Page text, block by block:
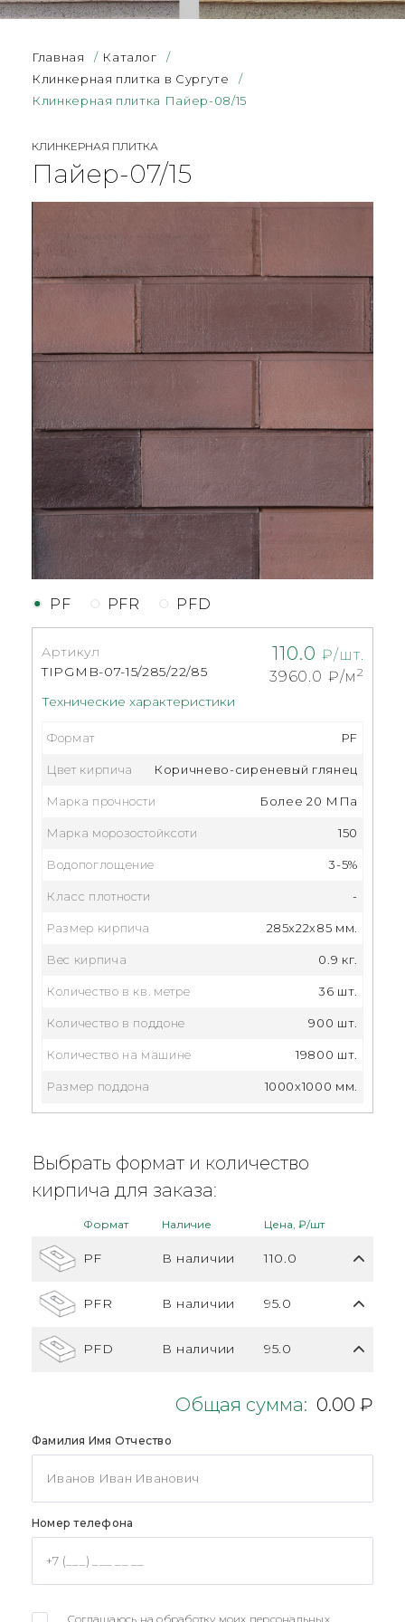
Главная / Каталог
/
Клинкерная плитка в Сургуте
/
Клинкерная плитка Пайер-08/15
КЛИНКЕРНАЯ ПЛИТКА
Пайер-07/15
110.0 ₽/шт.
3960.0 ₽/м2
PF PFR PFD
Технические характеристики
Артикул
TIPGMB-07-15/285/22/85
Формат PF
Цвет кирпича Коричнево-сиреневый глянец
Марка прочности Более 20 МПа
Марка морозостойксоти 150
Водопоглощение 3-5%
Класс плотности -
Размер кирпича 285x22x85 мм.
Вес кирпича 0.9 кг.
Количество в кв. метре 36 шт.
Количество в поддоне 900 шт.
Количество на машине 19800 шт.
Размер поддона 1000х1000 мм.
Выбрать формат и количество
кирпича для заказа:
Формат Наличие Цена, ₽/шт
PF В наличии 110.0
PFR В наличии 95.0
PFD В наличии 95.0
Общая сумма: 0.00 ₽
Фамилия Имя Отчество
Номер телефона
Соглашаюсь на обработку моих персональных